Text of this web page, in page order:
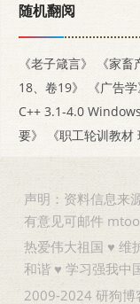
随机翻阅
《老子箴言》 《家畜
18、卷19》
《广告学
C++ 3.1-4.0
要》
《职工轮训教材
声明：资料信息来
有意见可邮件
热爱伟大祖国 ♥ 维
和谐 ♥ 学习强我中
2009-2024 研狗博